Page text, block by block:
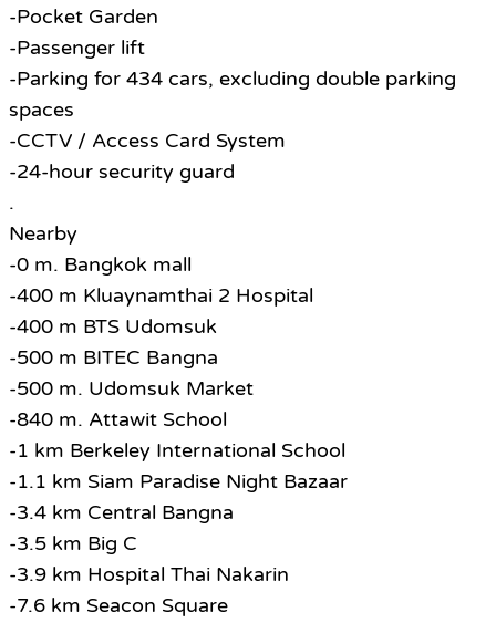
-Pocket Garden
-Passenger lift
-Parking for 434 cars, excluding double parking
spaces
-CCTV / Access Card System
-24-hour security guard
.
Nearby
-0 m. Bangkok mall
-400 m Kluaynamthai 2 Hospital
-400 m BTS Udomsuk
-500 m BITEC Bangna
-500 m. Udomsuk Market
-840 m. Attawit School
-1 km Berkeley International School
-1.1 km Siam Paradise Night Bazaar
-3.4 km Central Bangna
-3.5 km Big C
-3.9 km Hospital Thai Nakarin
-7.6 km Seacon Square